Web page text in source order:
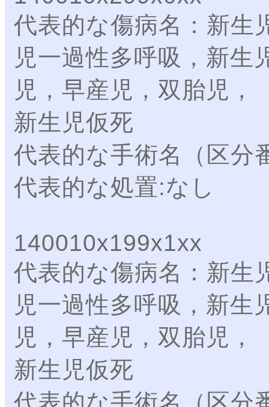
代表的な傷病名：新生
児一過性多呼吸，新生
児，早産児，双胎児，
新生児仮死
代表的な手術名（区分
代表的な処置:なし
140010x199x1xx
代表的な傷病名：新生
児一過性多呼吸，新生
児，早産児，双胎児，
新生児仮死
代表的な手術名（区分